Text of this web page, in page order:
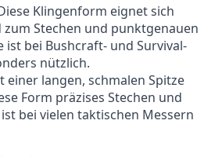
Klingenform eignet sich
Stechen und punktgenauen
ist bei Bushcraft- und Survival-
nützlich.
einer langen, schmalen Spitze
Form präzises Stechen und
bei vielen taktischen Messern